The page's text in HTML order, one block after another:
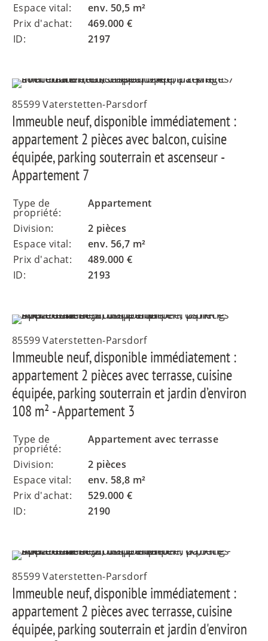
Espace vital:
env. 50,5 m²
Prix d'achat:
469.000 €
ID:
2197
85599 Vaterstetten-Parsdorf
Immeuble neuf, disponible immédiatement :
appartement 2 pièces avec balcon, cuisine
équipée, parking souterrain et ascenseur -
Appartement 7
Type de
propriété:
Appartement
Division:
2 pièces
Espace vital:
env. 56,7 m²
Prix d'achat:
489.000 €
ID:
2193
85599 Vaterstetten-Parsdorf
Immeuble neuf, disponible immédiatement :
appartement 2 pièces avec terrasse, cuisine
équipée, parking souterrain et jardin d’environ
108 m² - Appartement 3
Type de
propriété:
Appartement avec terrasse
Division:
2 pièces
Espace vital:
env. 58,8 m²
Prix d'achat:
529.000 €
ID:
2190
85599 Vaterstetten-Parsdorf
Immeuble neuf, disponible immédiatement :
appartement 2 pièces avec terrasse, cuisine
équipée, parking souterrain et jardin d'environ